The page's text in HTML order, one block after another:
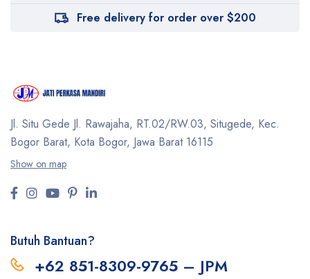
Free delivery for order over $200
Jl. Situ Gede Jl. Rawajaha, RT.02/RW.03, Situgede, Kec.
Bogor Barat, Kota Bogor, Jawa Barat 16115
Show on map
Butuh Bantuan?
+62 851-8309-9765 – JPM